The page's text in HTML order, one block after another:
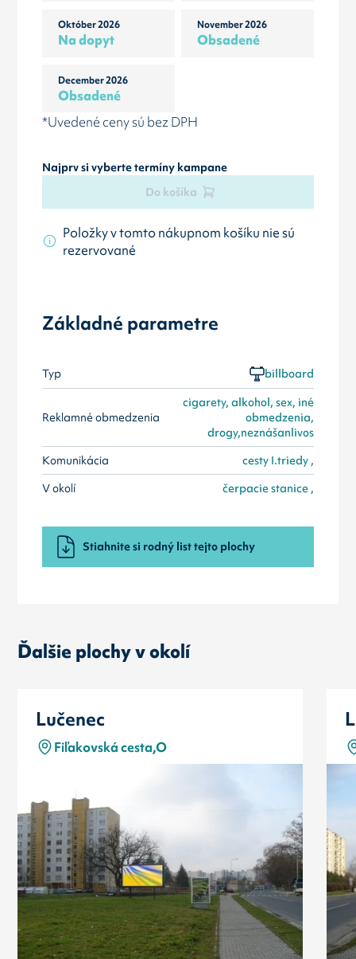
Október 2026
Na dopyt
November 2026
Obsadené
December 2026
Obsadené
*Uvedené ceny sú bez DPH
Najprv si vyberte termíny kampane
Do košíka
Položky v tomto nákupnom košíku nie sú
rezervované
Základné parametre
Typ billboard
Reklamné obmedzenia
cigarety, alkohol, sex, iné
obmedzenia,
drogy,neznášanlivos
Komunikácia
cesty I.triedy ,
V okolí
čerpacie stanice ,
Stiahnite si rodný list tejto plochy
Ďalšie plochy v okolí
Lučenec
Fiľakovská cesta,O